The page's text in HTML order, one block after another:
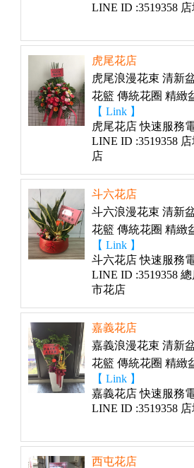
LINE ID :3519358
虎尾花店
虎尾浪漫花束 清新
花籃 傳統花圈 精緻
【 Link 】
虎尾花店 快速服務
LINE ID :3519358
店
斗六花店
斗六浪漫花束 清新
花籃 傳統花圈 精緻
【 Link 】
斗六花店 快速服務
LINE ID :3519358
市花店
嘉義花店
嘉義浪漫花束 清新
花籃 傳統花圈 精緻
【 Link 】
嘉義花店 快速服務
LINE ID :3519358
西屯花店